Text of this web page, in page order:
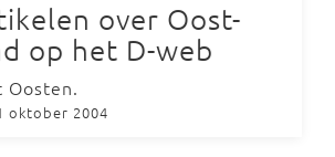
over Oost-
op het D-web
oktober 2004